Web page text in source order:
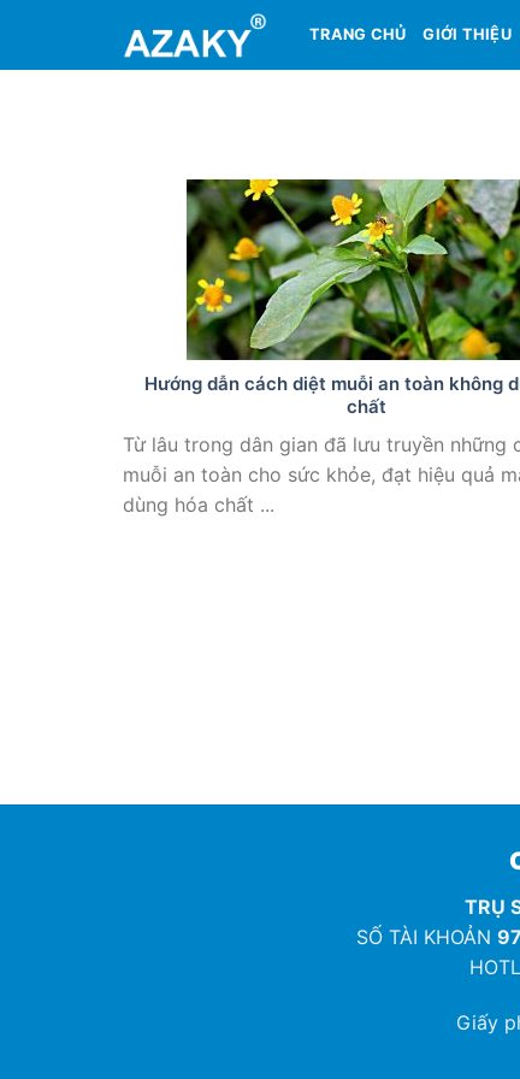
content
TRANG CHỦ GIỚI THIỆU
Hướng dẫn cách diệt muỗi an toàn không
chất
Từ lâu trong dân gian đã lưu truyền những
muỗi an toàn cho sức khỏe, đạt hiệu quả
dùng hóa chất ...
TRỤ
SỐ TÀI KHOẢN
Giấy